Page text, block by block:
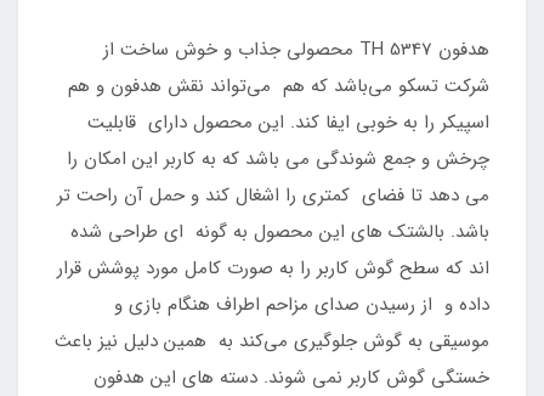
هدفون TH 5347 محصولی جذاب و خوش ساخت از
شرکت تسکو می‌باشد که هم می‌تواند نقش هدفون و هم
اسپیکر را به خوبی ایفا کند. این محصول دارای قابلیت
چرخش و جمع شوندگی می باشد که به کاربر این امکان را
می دهد تا فضای کمتری را اشغال کند و حمل آن راحت تر
باشد. بالشتک های این محصول به گونه ای طراحی شده
اند که سطح گوش کاربر را به صورت کامل مورد پوشش قرار
داده و از رسیدن صدای مزاحم اطراف هنگام بازی و
موسیقی به گوش جلوگیری می‌کند به همین دلیل نیز باعث
خستگی گوش کاربر نمی شوند. دسته های این هدفون